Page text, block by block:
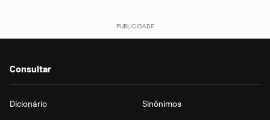
Consultar
Dicionário Sinônimos